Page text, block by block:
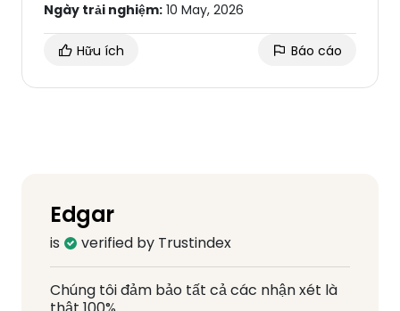
Ngày trải nghiệm: 10 May, 2026
Hữu ích Báo cáo
Edgar
is verified by Trustindex
Chúng tôi đảm bảo tất cả các nhận xét là